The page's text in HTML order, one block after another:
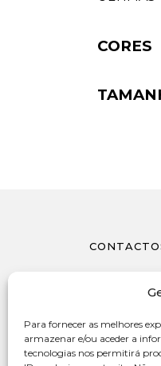
Para fornecer as melhores
armazenar e/ou aceder a
tecnologias nos permitirá
CORES
962 860 514